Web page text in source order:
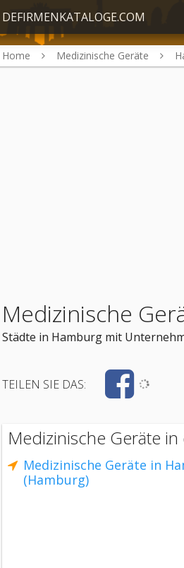
DEFIRMENKATALOGE.COM
Home Medizinische Geräte
Medizinische
Städte in Hamburg mit
TEILEN SIE DAS:
Medizinische Geräte
Medizinische Geräte in
(Hamburg)